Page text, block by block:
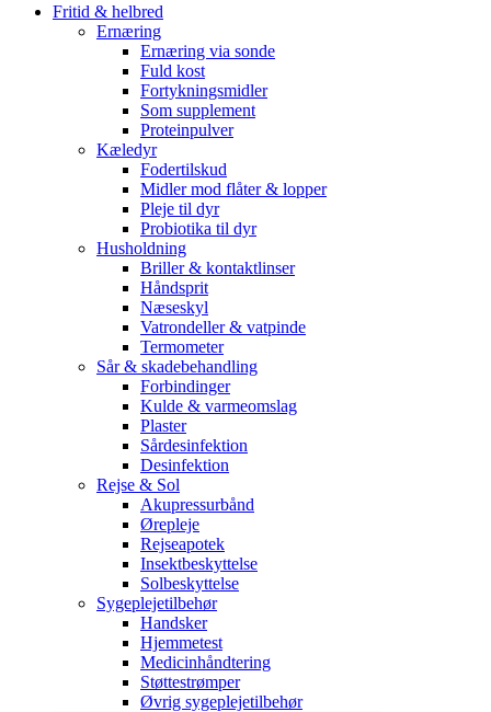
Fritid & helbred
Ernæring
Ernæring via sonde
Fuld kost
Fortykningsmidler
Som supplement
Proteinpulver
Kæledyr
Fodertilskud
Midler mod flåter & lopper
Pleje til dyr
Probiotika til dyr
Husholdning
Briller & kontaktlinser
Håndsprit
Næseskyl
Vatrondeller & vatpinde
Termometer
Sår & skadebehandling
Forbindinger
Kulde & varmeomslag
Plaster
Sårdesinfektion
Desinfektion
Rejse & Sol
Akupressurbånd
Ørepleje
Rejseapotek
Insektbeskyttelse
Solbeskyttelse
Sygeplejetilbehør
Handsker
Hjemmetest
Medicinhåndtering
Støttestrømper
Øvrig sygeplejetilbehør